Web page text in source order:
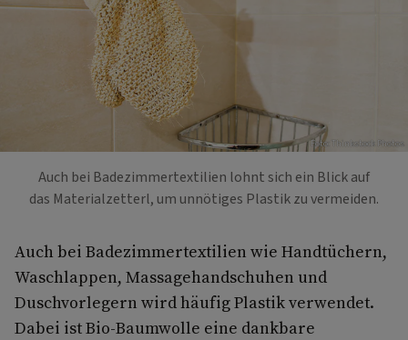
Foto: Thinkstock Photos
Auch bei Badezimmertextilien lohnt sich ein Blick auf
das Materialzetterl, um unnötiges Plastik zu vermeiden.
Auch bei Badezimmertextilien wie Handtüchern,
Waschlappen, Massagehandschuhen und
Duschvorlegern wird häufig Plastik verwendet.
Dabei ist Bio-Baumwolle eine dankbare